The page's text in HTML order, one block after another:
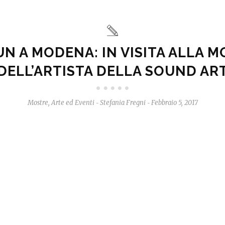
A MODENA: IN VISITA ALLA
DELLA SOUND
Mostre, Arte ed Eventi - Stefania Fregni - Febbraio 5, 2017